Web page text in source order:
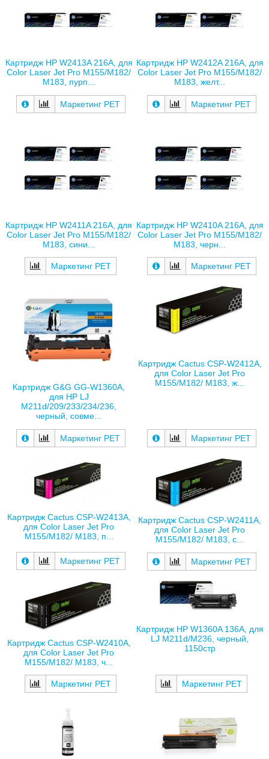
Картридж HP W2413A 216A, для
Color Laser Jet Pro M155/M182/
M183, пурп...
Маркетинг РЕТ
Картридж HP W2412A 216A, для
Color Laser Jet Pro M155/M182/
M183, желт...
Маркетинг РЕТ
Картридж HP W2411A 216A, для
Color Laser Jet Pro M155/M182/
M183, сини...
Маркетинг РЕТ
Картридж HP W2410A 216A, для
Color Laser Jet Pro M155/M182/
M183, черн...
Маркетинг РЕТ
Картридж G&G GG-W1360A,
для HP LJ
M211d/209/233/234/236,
черный, совме...
Маркетинг РЕТ
Картридж Cactus CSP-W2412A,
для Color Laser Jet Pro
M155/M182/ M183, ж...
Маркетинг РЕТ
Картридж Cactus CSP-W2413A,
для Color Laser Jet Pro
M155/M182/ M183, п...
Маркетинг РЕТ
Картридж Cactus CSP-W2411A,
для Color Laser Jet Pro
M155/M182/ M183, с...
Маркетинг РЕТ
Картридж Cactus CSP-W2410A,
для Color Laser Jet Pro
M155/M182/ M183, ч...
Маркетинг РЕТ
Картридж HP W1360A 136A, для
LJ M211d/M236, черный,
1150стр
Маркетинг РЕТ